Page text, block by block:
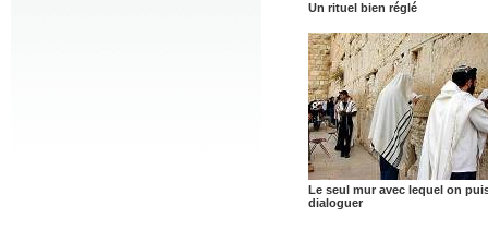
Un rituel bien réglé
Le seul mur avec lequel on
dialoguer